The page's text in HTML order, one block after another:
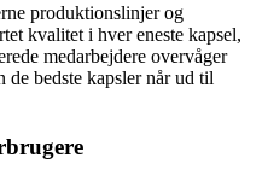
produktionslinjer og
kvalitet i hver eneste kapsel,
medarbejdere overvåger
de bedste kapsler når ud til